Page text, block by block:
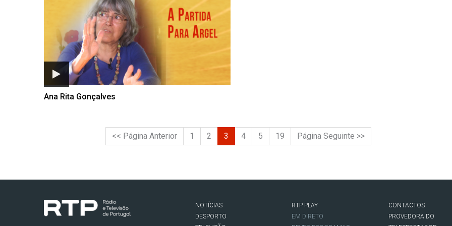
Ana Rita Gonçalves
<< Página Anterior 1 2 3 4 5 19 Página Seguinte >>
NOTÍCIAS
DESPORTO
RTP PLAY
EM DIRETO
CONTACTOS
PROVEDORA DO